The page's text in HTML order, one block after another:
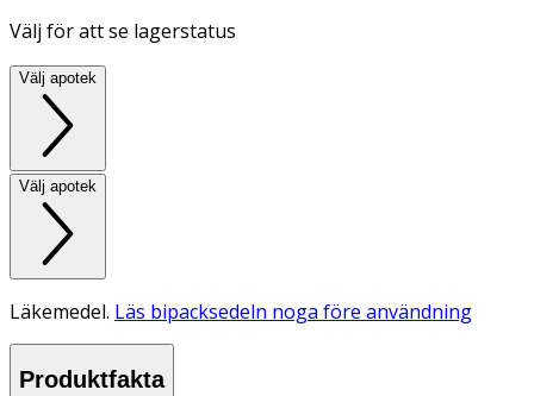
Välj för att se lagerstatus
Välj apotek
Välj apotek
Läkemedel. Läs bipacksedeln noga före användning
Produktfakta